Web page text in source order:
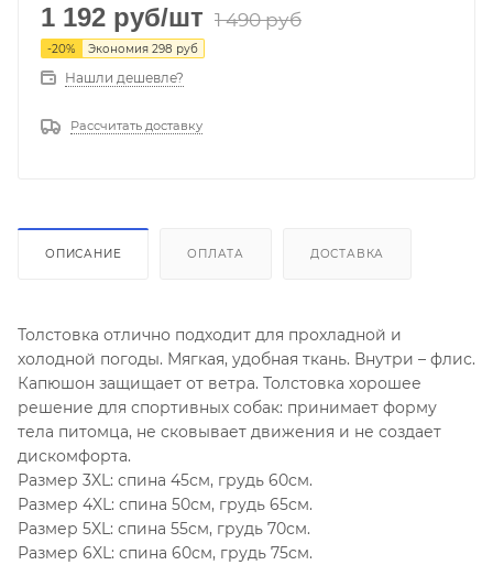
1 192 руб/шт 1 490руб
-20% Экономия 298 руб
Нашли дешевле?
Рассчитать доставку
ОПИСАНИЕ ОПЛАТА ДОСТАВКА
Толстовка отлично подходит для прохладной и
холодной погоды. Мягкая, удобная ткань. Внутри – флис.
Капюшон защищает от ветра. Толстовка хорошее
решение для спортивных собак: принимает форму
тела питомца, не сковывает движения и не создает
дискомфорта.
Размер 3XL: спина 45см, грудь 60см.
Размер 4XL: спина 50см, грудь 65см.
Размер 5XL: спина 55см, грудь 70см.
Размер 6XL: спина 60см, грудь 75см.